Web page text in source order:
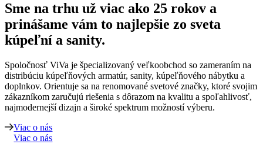
Sme na trhu už viac ako 25 rokov a
prinášame vám to najlepšie zo sveta
kúpeľní a sanity.
Spoločnosť ViVa je špecializovaný veľkoobchod so zameraním na
distribúciu kúpeľňových armatúr, sanity, kúpeľňového nábytku a
doplnkov. Orientuje sa na renomované svetové značky, ktoré svojim
zákazníkom zaručujú riešenia s dôrazom na kvalitu a spoľahlivosť,
najmodernejší dizajn a široké spektrum možností výberu.
Viac o nás
Viac o nás